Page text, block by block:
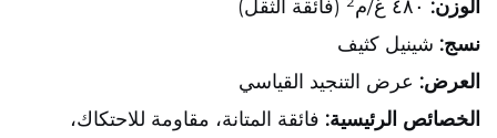
الوزن: ٤٨٠ غ/م² (فائقة الثقل)
نسج: شينيل كثيف
العرض: عرض التنجيد القياسي
الخصائص الرئيسية: فائقة المتانة، مقاومة للاحتكاك،